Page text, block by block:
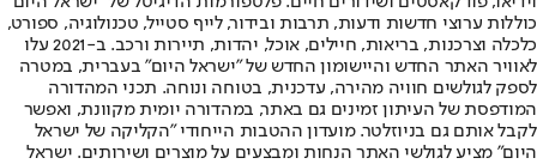
כוללות ערוצי חדשות ודעות, תרבות ובידור, לייף סטייל, טכנולוגיה, ספורט,
כלכלה וצרכנות, בריאות, חיילים, אוכל, יהדות, תיירות ורכב. ב-2021 עלו
לאוויר האתר החדש והיישומון החדש של "ישראל היום" בעברית, במטרה
לספק לגולשים חוויה מהירה, עדכנית, בטוחה ונוחה. תכני המהדורה
המודפסת של העיתון זמינים גם באתר, במהדורה יומית מקוונת, ואפשר
לקבל אותם גם בניוזלטר. מועדון ההטבות הייחודי "הקליקה של ישראל
היום" מציע לגולשי האתר הנחות ומבצעים על מוצרים ושירותים. ישראל